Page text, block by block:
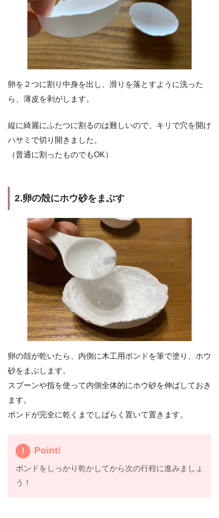
卵を２つに割り中身を出し、滑りを落とすように洗った
ら、薄皮を剥がします。
縦に綺麗にふたつに割るのは難しいので、キリで穴を開け
ハサミで切り開きました。
（普通に割ったものでもOK）
2.卵の殻にホウ砂をまぶす
卵の殻が乾いたら、内側に木工用ボンドを筆で塗り、ホウ
砂をまぶします。
スプーンや指を使って内側全体的にホウ砂を伸ばしておき
ます。
ボンドが完全に乾くまでしばらく置いて置きます。
Point!
ボンドをしっかり乾かしてから次の行程に進みましょ
う！